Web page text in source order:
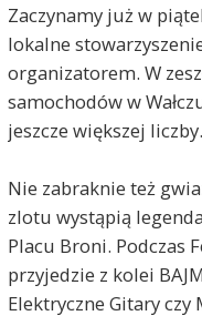
Zaczynamy już w
lokalne
organizatorem. W
samochodów w
jeszcze większej liczby.
Nie zabraknie też
zlotu wystąpią
Placu Broni. Podczas
przyjedzie z kolei
Elektryczne Gitary czy